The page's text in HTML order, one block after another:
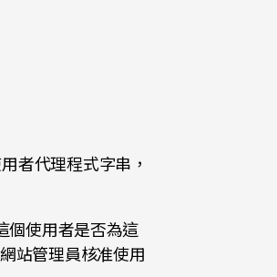
者代理程式字串，
使用者是否為這
網站管理員核准使用